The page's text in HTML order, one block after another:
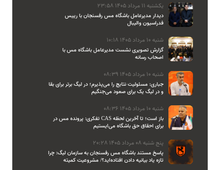
یکشنبه 11 مرداد 1405 23:58
دیدار مدیرعامل باشگاه مس رفسنجان با رییس
فدراسیون والیبال
شنبه 10 مرداد 1405 10:18
گزارش تصویری نشست مدیرعامل باشگاه مس با
اصحاب رسانه
شنبه 10 مرداد 1405 08:39
جباری: مسئولیت نتایج را می‌پذیرم؛ در لیگ برتر برای بقا
و در لیگ یک برای صعود می‌جنگیم
شنبه 10 مرداد 1405 08:36
تفکری: پرونده مس در CAS باز است؛ تا آخرین لحظه
برای احقاق حق باشگاه می‌ایستیم
پنج شنبه 08 مرداد 1405 20:28
پاسخ مستند باشگاه مس رفسنجان به سازمان لیگ: چرا
تازه یاد بیانیه دادن افتاده‌اید؟/ مشروعیت کمیته